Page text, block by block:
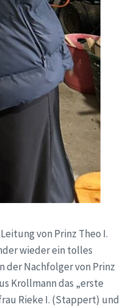
von Prinz Theo I.
wieder ein tolles
der Nachfolger von Prinz
Krollmann das „erste
Rieke I. (Stappert) und